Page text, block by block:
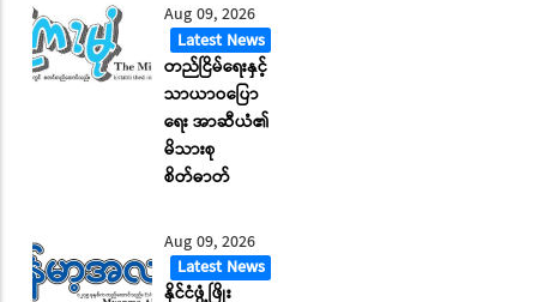
Aug 09, 2026
Latest News
တည်ငြိမ်ရေးနှင့်
သာယာဝပြော
ရေး အာဆီယံ၏
မိသားစု
စိတ်ဓာတ်
Aug 09, 2026
Latest News
နိုင်ငံဖွံ့ဖြိုး